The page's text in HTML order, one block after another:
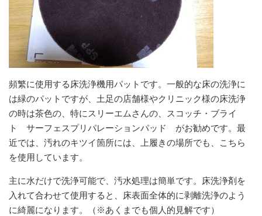
頻繁に使用する床洗浄機用パットです。一般的な床の洗浄に
は緑のパットですが、土足の店舗様やクリニック様の床洗浄
の時は茶色の、特にスリーエムさんの、スコッチ・ブライ
ト サーフェスプリパレーションパッド がお勧めです。最
近では、汚れのキツイ箇所には、上履きの場所でも、こちら
を使用しています。
主に水だけで洗浄可能で、汚水処理は簡単です。床洗浄剤を
入れて合わせて使用すると、床表面全体的に剥離洗浄のよう
に綺麗になります。（※あくまでも個人的見解です）